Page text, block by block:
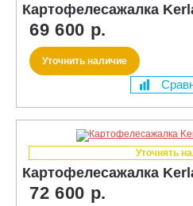
Картофелесажалка
69 600 р.
Уточнить наличие
Уточнять
Картофелесажалка
72 600 р.